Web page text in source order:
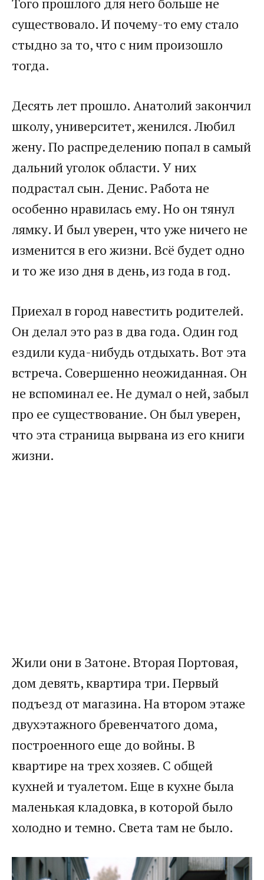
Того прошлого для него больше не
существовало. И почему-то ему стало
стыдно за то, что с ним произошло
тогда.
Десять лет прошло. Анатолий закончил
школу, университет, женился. Любил
жену. По распределению попал в самый
дальний уголок области. У них
подрастал сын. Денис. Работа не
особенно нравилась ему. Но он тянул
лямку. И был уверен, что уже ничего не
изменится в его жизни. Всё будет одно
и то же изо дня в день, из года в год.
Приехал в город навестить родителей.
Он делал это раз в два года. Один год
ездили куда-нибудь отдыхать. Вот эта
встреча. Совершенно неожиданная. Он
не вспоминал ее. Не думал о ней, забыл
про ее существование. Он был уверен,
что эта страница вырвана из его книги
жизни.
Жили они в Затоне. Вторая Портовая,
дом девять, квартира три. Первый
подъезд от магазина. На втором этаже
двухэтажного бревенчатого дома,
построенного еще до войны. В
квартире на трех хозяев. С общей
кухней и туалетом. Еще в кухне была
маленькая кладовка, в которой было
холодно и темно. Света там не было.